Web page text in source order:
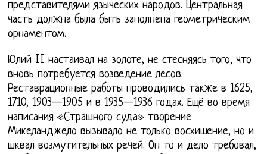
представителями языческих народов. Центральная
часть должна была быть заполнена геометрическим
орнаментом.
Юлий II настаивал на золоте, не стесняясь того, что
вновь потребуется возведение лесов.
Реставрационные работы проводились также в 1625,
1710, 1903—1905 и в 1935—1936 годах. Ещё во время
написания «Страшного суда» творение
Микеланджело вызывало не только восхищение, но и
шквал возмутительных речей. Он то и дело требовал,